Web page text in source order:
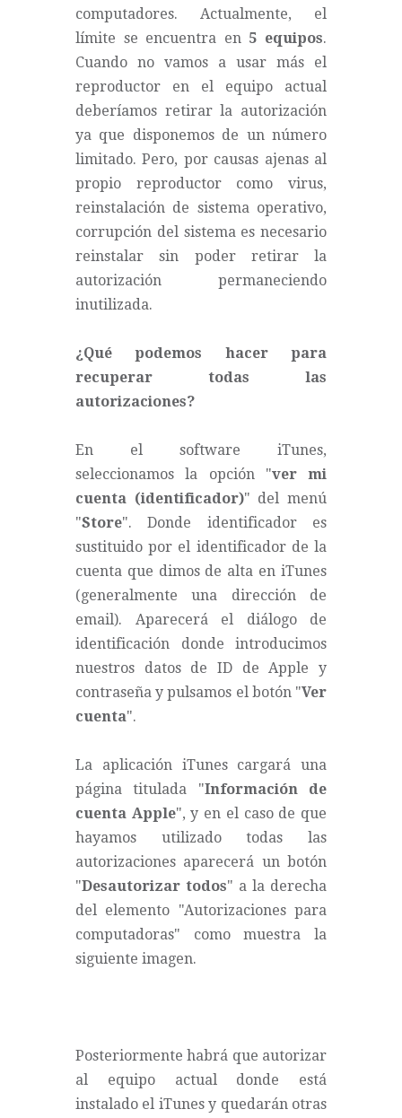
computadores. Actualmente, el
límite se encuentra en 5 equipos.
Cuando no vamos a usar más el
reproductor en el equipo actual
deberíamos retirar la autorización
ya que disponemos de un número
limitado. Pero, por causas ajenas al
propio reproductor como virus,
reinstalación de sistema operativo,
corrupción del sistema es necesario
reinstalar sin poder retirar la
autorización permaneciendo
inutilizada.
¿Qué podemos hacer para
recuperar todas las
autorizaciones?
En el software iTunes,
seleccionamos la opción "ver mi
cuenta (identificador)" del menú
"Store". Donde identificador es
sustituido por el identificador de la
cuenta que dimos de alta en iTunes
(generalmente una dirección de
email). Aparecerá el diálogo de
identificación donde introducimos
nuestros datos de ID de Apple y
contraseña y pulsamos el botón "Ver
cuenta".
La aplicación iTunes cargará una
página titulada "Información de
cuenta Apple", y en el caso de que
hayamos utilizado todas las
autorizaciones aparecerá un botón
"Desautorizar todos" a la derecha
del elemento "Autorizaciones para
computadoras" como muestra la
siguiente imagen.
Posteriormente habrá que autorizar
al equipo actual donde está
instalado el iTunes y quedarán otras